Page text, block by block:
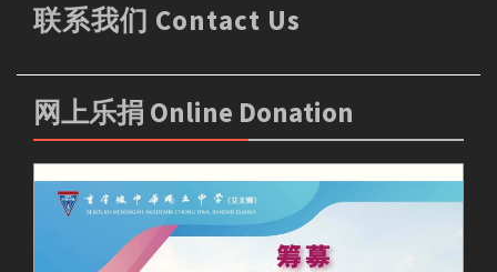
联系我们 Contact Us
网上乐捐 Online Donation